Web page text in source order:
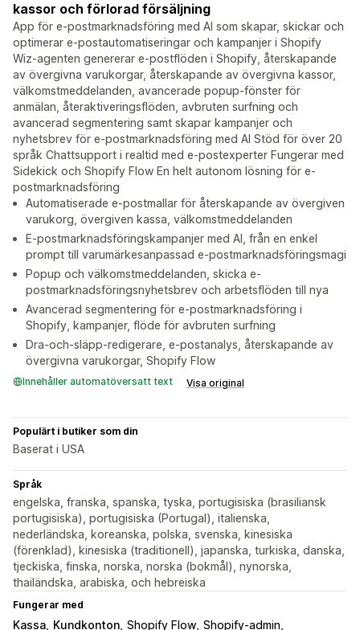
kassor och förlorad försäljning
App för e-postmarknadsföring med AI som skapar, skickar och
optimerar e-postautomatiseringar och kampanjer i Shopify
Wiz-agenten genererar e-postflöden i Shopify, återskapande
av övergivna varukorgar, återskapande av övergivna kassor,
välkomstmeddelanden, avancerade popup-fönster för
anmälan, återaktiveringsflöden, avbruten surfning och
avancerad segmentering samt skapar kampanjer och
nyhetsbrev för e-postmarknadsföring med AI Stöd för över 20
språk Chattsupport i realtid med e-postexperter Fungerar med
Sidekick och Shopify Flow En helt autonom lösning för e-
postmarknadsföring
Automatiserade e-postmallar för återskapande av övergiven
varukorg, övergiven kassa, välkomstmeddelanden
E-postmarknadsföringskampanjer med AI, från en enkel
prompt till varumärkesanpassad e-postmarknadsföringsmagi
Popup och välkomstmeddelanden, skicka e-
postmarknadsföringsnyhetsbrev och arbetsflöden till nya
Avancerad segmentering för e-postmarknadsföring i
Shopify, kampanjer, flöde för avbruten surfning
Dra-och-släpp-redigerare, e-postanalys, återskapande av
övergivna varukorgar, Shopify Flow
Innehåller automatöversatt text Visa original
Populärt i butiker som din
Baserat i USA
Språk
engelska, franska, spanska, tyska, portugisiska (brasiliansk
portugisiska), portugisiska (Portugal), italienska,
nederländska, koreanska, polska, svenska, kinesiska
(förenklad), kinesiska (traditionell), japanska, turkiska, danska,
tjeckiska, finska, norska, norska (bokmål), nynorska,
thailändska, arabiska, och hebreiska
Fungerar med
Kassa Kundkonton Shopify Flow Shopify-admin